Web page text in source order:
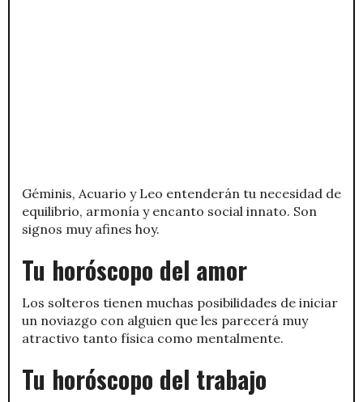
Géminis, Acuario y Leo entenderán tu necesidad de
equilibrio, armonía y encanto social innato. Son
signos muy afines hoy.
Tu horóscopo del amor
Los solteros tienen muchas posibilidades de iniciar
un noviazgo con alguien que les parecerá muy
atractivo tanto física como mentalmente.
Tu horóscopo del trabajo